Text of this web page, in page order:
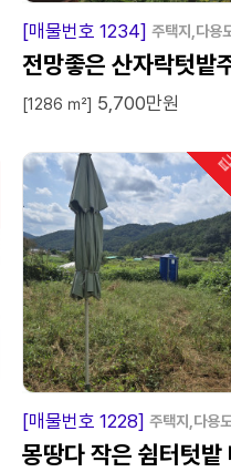
급 매
[매물번호 1234] 주택지,다용
전망좋은 산자락텃밭
지
[1286 ㎡] 5,700만원
급 매
[매물번호 1228] 주택지,다용
몽땅다 작은 쉼터텃밭